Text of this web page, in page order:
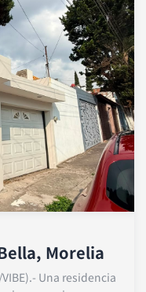
Morelia
Una residencia